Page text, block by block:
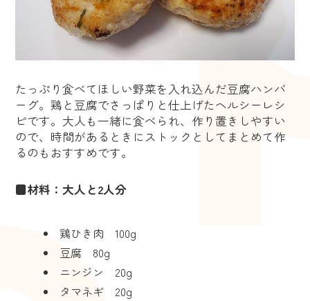
たっぷり食べてほしい野菜を入れ込んだ豆腐ハンバ
ーグ。鶏と豆腐でさっぱりと仕上げたヘルシーレシ
ピです。大人も一緒に食べられ、作り置きしやすい
ので、時間があるときにストックとしてまとめて作
るのもおすすめです。
■材料：大人と2人分
鶏ひき肉 100g
豆腐 80g
ニンジン 20g
タマネギ 20g